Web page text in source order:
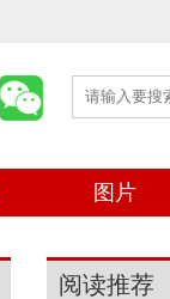
图片
阅读推荐